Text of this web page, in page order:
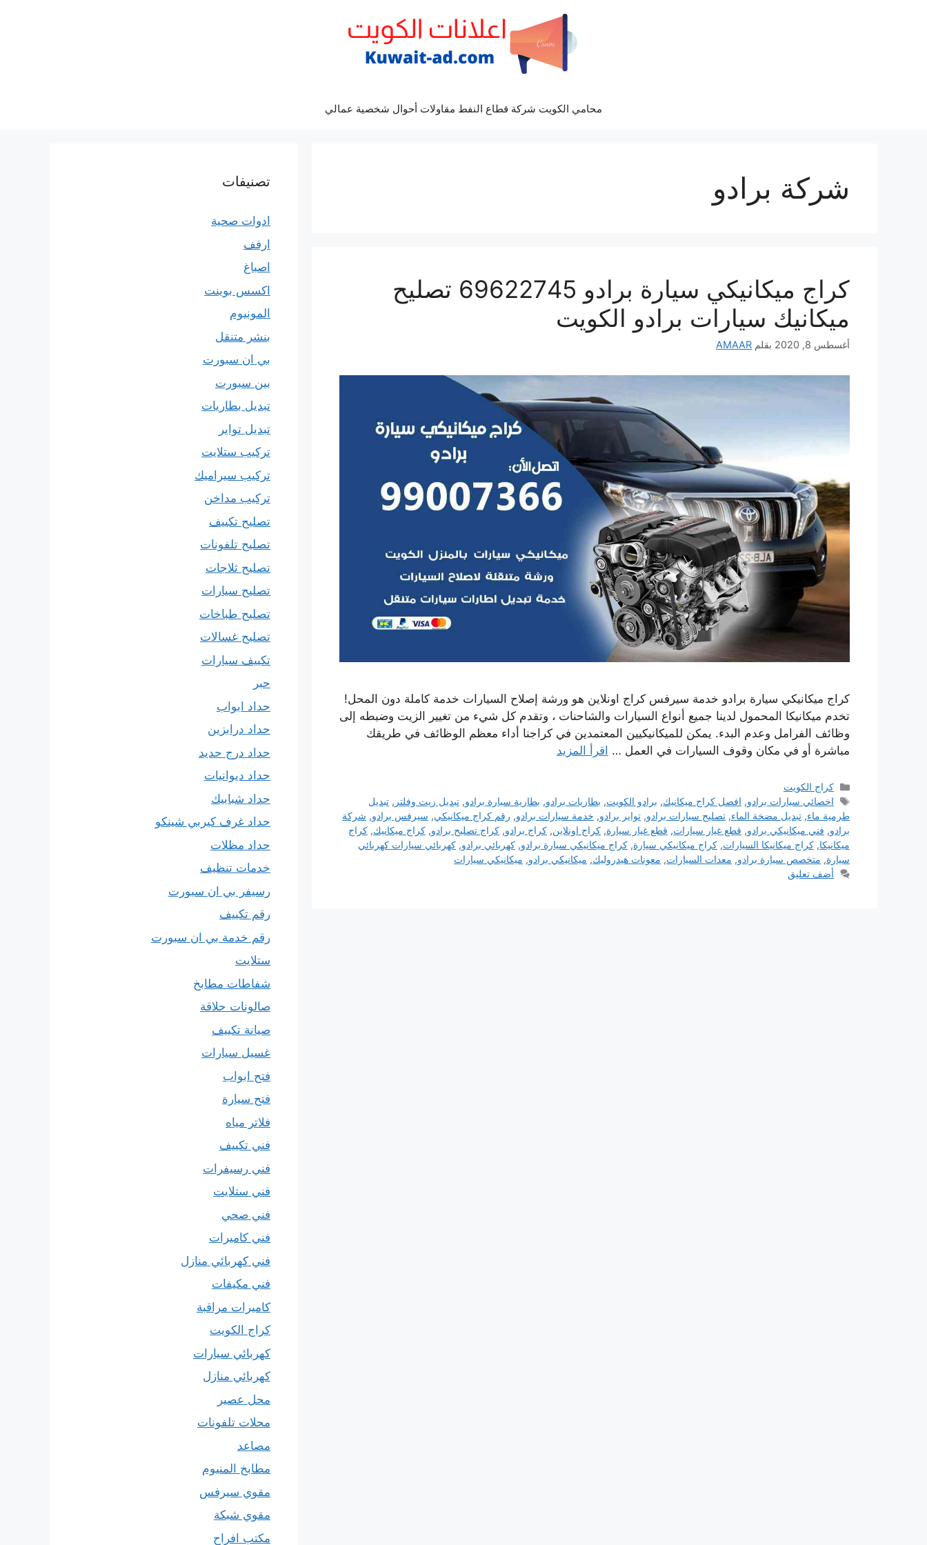
محامي الكويت شركة قطاع النفط مقاولات أحوال شخصية عمالي
شركة برادو
كراج ميكانيكي سيارة برادو 69622745 تصليح
ميكانيك سيارات برادو الكويت
أغسطس 8, 2020 بقلم AMAAR
كراج ميكانيكي سيارة برادو خدمة سيرفس كراج اونلاين هو ورشة إصلاح السيارات خدمة كاملة دون المحل!
تخدم ميكانيكا المحمول لدينا جميع أنواع السيارات والشاحنات ، وتقدم كل شيء من تغيير الزيت وضبطه إلى
وظائف الفرامل وعدم البدء. يمكن للميكانيكيين المعتمدين في كراجنا أداء معظم الوظائف في طريقك
مباشرة أو في مكان وقوف السيارات في العمل … اقرأ المزيد
التصنيفات
كراج الكويت
الوسوم
اخصائي سيارات برادو, افصل كراج ميكانيك, برادو الكويت, بطاريات برادو, بطارية سيارة برادو,تبديل زيت وفلتر ,تبديل
طرمية ماء, تبديل مضخة الماء, تصليح سيارات برادو, تواير برادو, خدمة سيارات برادو, رقم كراج ميكانيكي, سيرفس برادو, شركة
برادو, فني ميكانيكي برادو, قطع غيار سيارات, قطع غيار سيارة, كراج اونلاين, كراج برادو, كراج تصليح برادو, كراج ميكانيك, كراج
ميكانيكا, كراج ميكانيكا السيارات, كراج ميكانيكي سيارة, كراج ميكانيكي سيارة برادو, كهربائي برادو, كهربائي سيارات كهربائي
سيارة, متخصص سيارة برادو, معدات السيارات, معونات هيدروليك, ميكانيكي برادو, ميكانيكي سيارات
أضف تعليق
تصنيفات
ادوات صحية
ارفف
اصباغ
اكسس بوينت
المونيوم
بنشر متنقل
بي ان سبورت
بين سبورت
تبديل بطاريات
تبديل تواير
تركيب ستلايت
تركيب سيراميك
تركيب مداخن
تصليح تكييف
تصليح تلفونات
تصليح ثلاجات
تصليح سيارات
تصليح طباخات
تصليح غسالات
تكييف سيارات
حبر
حداد ابواب
حداد درابزين
حداد درج حديد
حداد ديوانيات
حداد شبابيك
حداد غرف كيربي شينكو
حداد مظلات
خدمات تنظيف
رسيفر بي ان سبورت
رقم تكييف
رقم خدمة بي ان سبورت
ستلايت
شفاطات مطابخ
صالونات حلاقة
صيانة تكييف
غسيل سيارات
فتح ابواب
فتح سيارة
فلاتر مياه
فني تكييف
فني رسيفرات
فني ستلايت
فني صحي
فني كاميرات
فني كهربائي منازل
فني مكيفات
كاميرات مراقبة
كراج الكويت
كهربائي سيارات
كهربائي منازل
محل عصير
محلات تلفونات
مصاعد
مطابخ المنيوم
مقوي سيرفس
مقوي شبكة
مكتب افراح